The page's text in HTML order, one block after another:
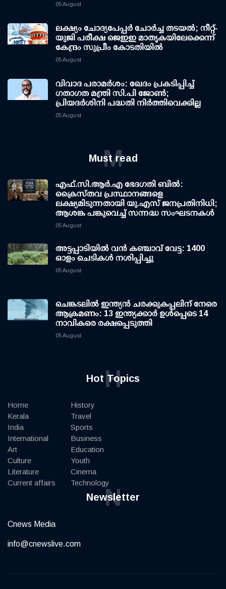
05 August
ലക്ഷ്യം ചോദ്യപേപ്പര്‍ ചോര്‍ച്ച തടയല്‍; നീറ്റ്-
യുജി പരീക്ഷ ജെഇഇ മാതൃകയിലേക്കെന്ന്
കേന്ദ്രം സുപ്രീം കോടതിയില്‍
05 August
വിവാദ പരാമര്‍ശം: ഖേദം പ്രകടിപ്പിച്ച്
ഗതാഗത മന്ത്രി സി.പി ജോണ്‍;
പ്രിയദര്‍ശിനി പദ്ധതി നിര്‍ത്തിവെക്കില്ല
05 August
Must read
M
എഫ്.സി.ആര്‍.എ ഭേദഗതി ബില്‍:
ക്രൈസ്തവ പ്രസ്ഥാനങ്ങളെ
ലക്ഷ്യമിടുന്നതായി യു.എസ് ജനപ്രതിനിധി;
ആശങ്ക പങ്കുവെച്ച് സന്നദ്ധ സംഘടനകള്‍
05 August
അട്ടപ്പാടിയില്‍ വന്‍ കഞ്ചാവ് വേട്ട: 1400
ഓളം ചെടികള്‍ നശിപ്പിച്ചു
05 August
ചെങ്കടലില്‍ ഇന്ത്യന്‍ ചരക്കുകപ്പലിന് നേരെ
ആക്രമണം: 13 ഇന്ത്യക്കാര്‍ ഉള്‍പ്പെടെ 14
നാവികരെ രക്ഷപ്പെടുത്തി
05 August
Hot Topics
H
Home
Kerala
India
International
Art
Culture
Literature
Current affairs
History
Travel
Sports
Business
Education
Youth
Cinema
Technology
Newsletter
N
Cnews Media
info@cnewslive.com